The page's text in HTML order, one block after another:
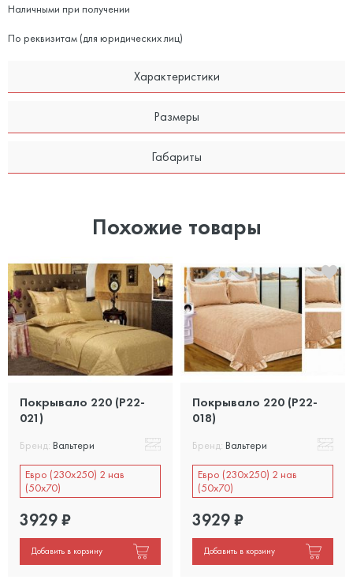
Наличными при получении
По реквизитам (для юридических лиц)
Характеристики
Размеры
Габариты
Похожие товары
Покрывало 220 (P22-
021)
Бренд: Вальтери
Евро (230х250) 2 нав
(50х70)
3929₽
Добавить в корзину
Покрывало 220 (P22-
018)
Бренд: Вальтери
Евро (230х250) 2 нав
(50х70)
3929₽
Добавить в корзину